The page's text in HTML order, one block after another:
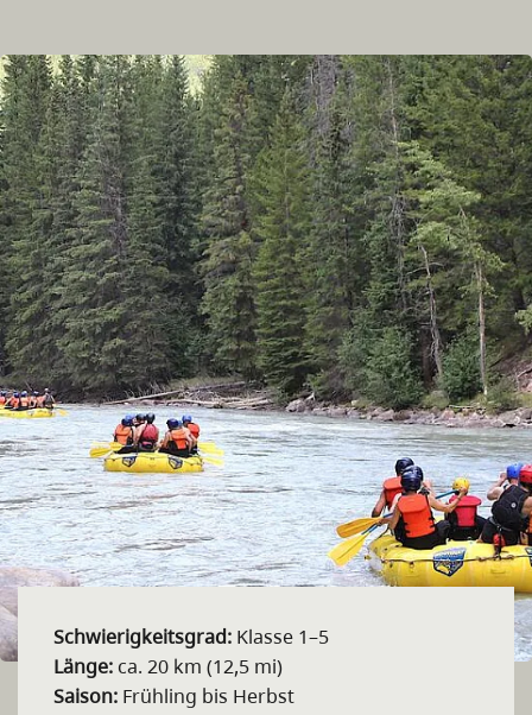
Schwierigkeitsgrad: Klasse 1–5
Länge: ca. 20 km (12,5 mi)
Saison: Frühling bis Herbst